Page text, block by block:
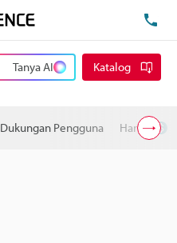
Tanya AI Katalog
Dukungan Pengguna Harga